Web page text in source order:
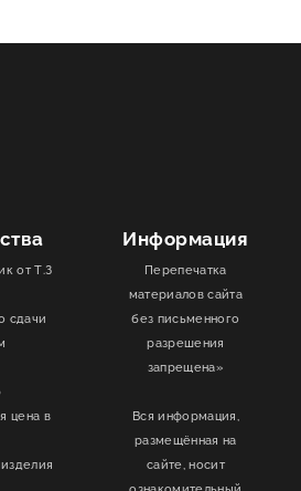
от Т.З
сдачи
цена в
Информация
Перепечатка
материалов сайта
без письменного
разрешения
запрещена»
Вся информация,
размещённая на
сайте, носит